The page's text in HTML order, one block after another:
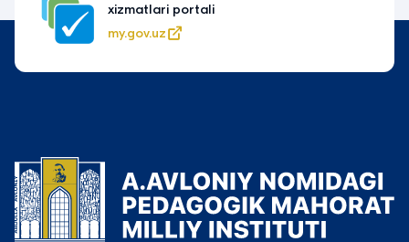
xizmatlari portali
my.gov.uz